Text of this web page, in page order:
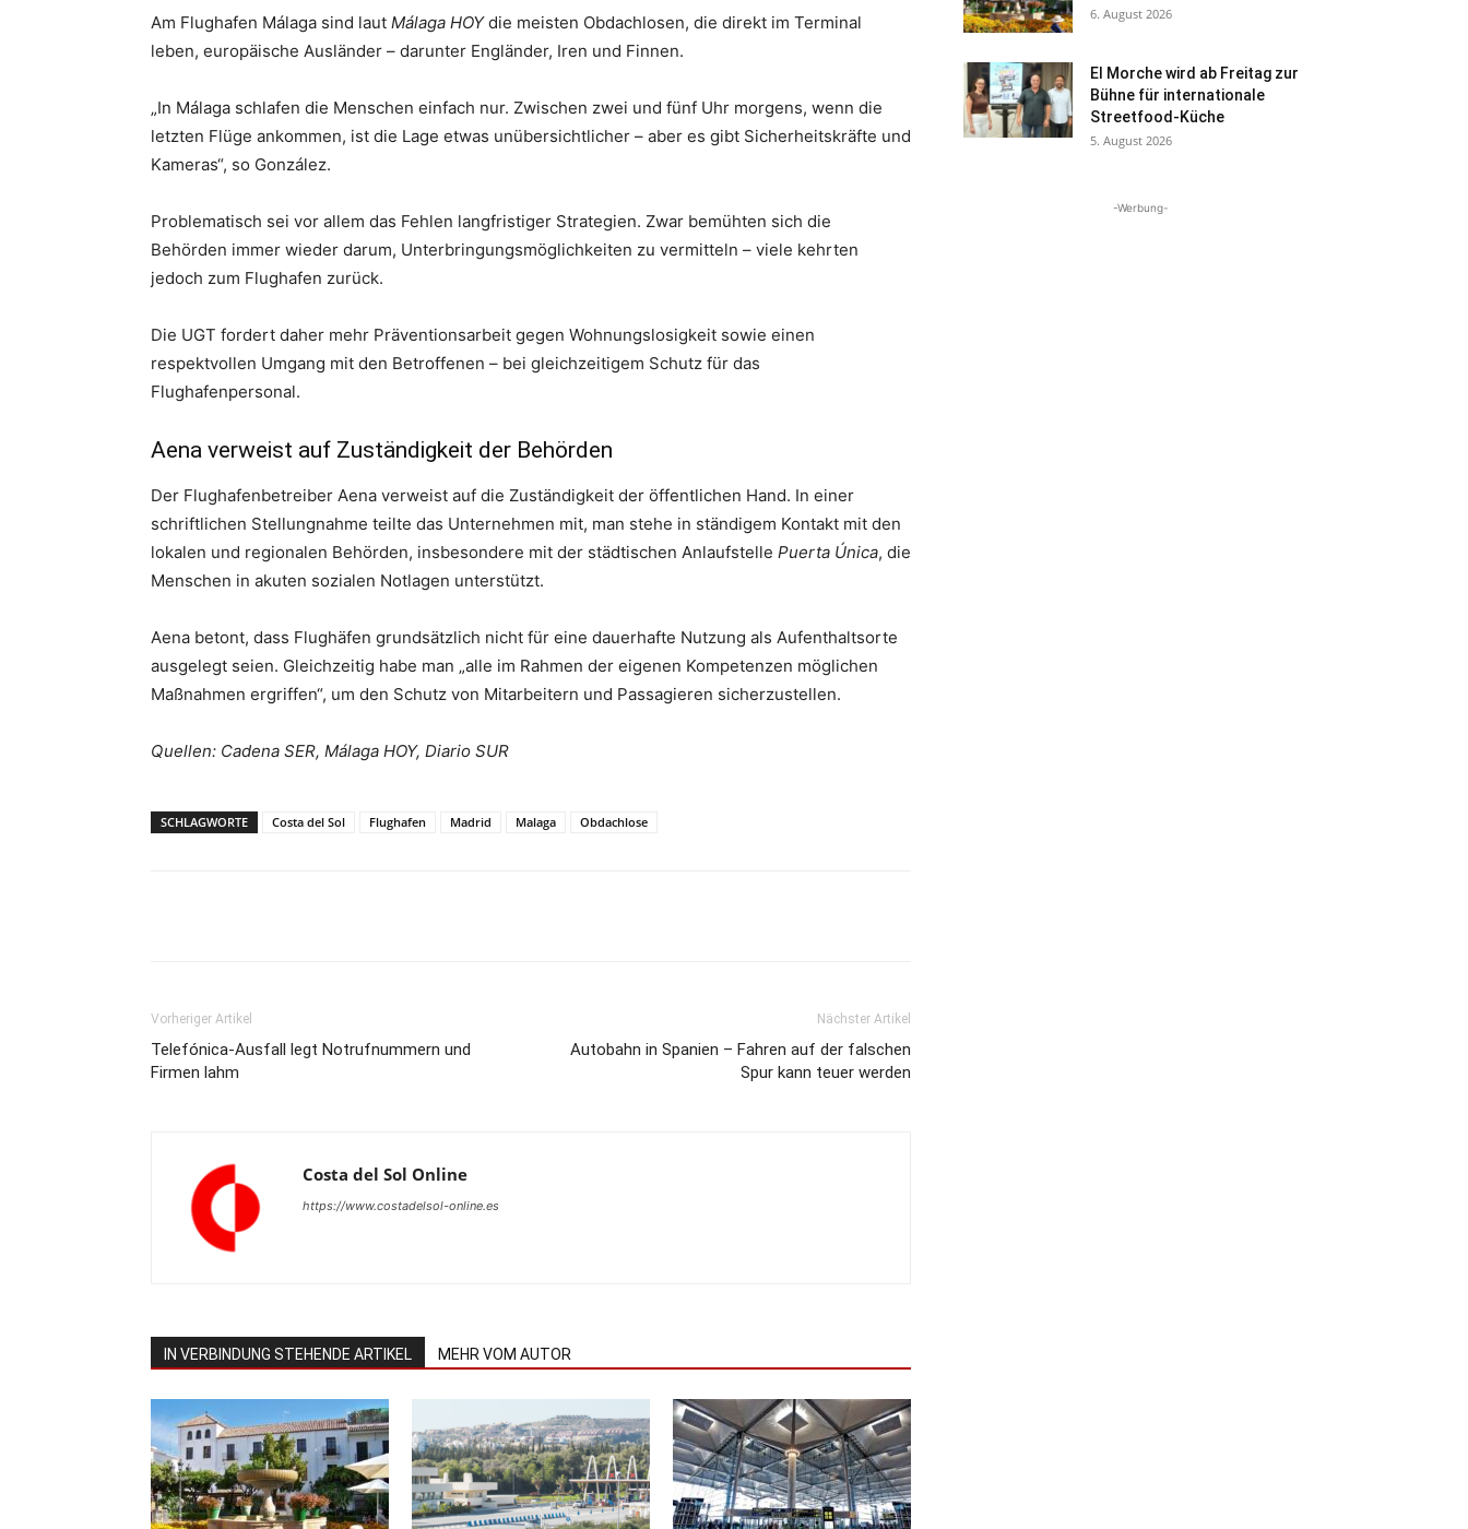
Am Flughafen Málaga sind laut Málaga HOYdie meisten Obdachlosen, die direkt im Terminal
leben, europäische Ausländer – darunter Engländer, Iren und Finnen.
„In Málaga schlafen die Menschen einfach nur. Zwischen zwei und fünf Uhr morgens, wenn die
letzten Flüge ankommen, ist die Lage etwas unübersichtlicher – aber es gibt Sicherheitskräfte und
Kameras“, so González.
Problematisch sei vor allem das Fehlen langfristiger Strategien. Zwar bemühten sich die
Behörden immer wieder darum, Unterbringungsmöglichkeiten zu vermitteln – viele kehrten
jedoch zum Flughafen zurück.
Die UGT fordert daher mehr Präventionsarbeit gegen Wohnungslosigkeit sowie einen
respektvollen Umgang mit den Betroffenen – bei gleichzeitigem Schutz für das
Flughafenpersonal.
Aena verweist auf Zuständigkeit der Behörden
Der Flughafenbetreiber Aena verweist auf die Zuständigkeit der öffentlichen Hand. In einer
schriftlichen Stellungnahme teilte das Unternehmen mit, man stehe in ständigem Kontakt mit den
lokalen und regionalen Behörden, insbesondere mit der städtischen Anlaufstelle Puerta Única, die
Menschen in akuten sozialen Notlagen unterstützt.
Aena betont, dass Flughäfen grundsätzlich nicht für eine dauerhafte Nutzung als Aufenthaltsorte
ausgelegt seien. Gleichzeitig habe man „alle im Rahmen der eigenen Kompetenzen möglichen
Maßnahmen ergriffen“, um den Schutz von Mitarbeitern und Passagieren sicherzustellen.
Quellen: Cadena SER, Málaga HOY, Diario SUR
SCHLAGWORTE Costa del Sol Flughafen Madrid Malaga Obdachlose
Vorheriger Artikel
Telefónica-Ausfall legt Notrufnummern und
Firmen lahm
Nächster Artikel
Autobahn in Spanien – Fahren auf der falschen
Spur kann teuer werden
Costa del Sol Online
https://www.costadelsol-online.es
IN VERBINDUNG STEHENDE ARTIKEL MEHR VOM AUTOR
6. August 2026
El Morche wird ab Freitag zur
Bühne für internationale
Streetfood-Küche
5. August 2026
-Werbung-